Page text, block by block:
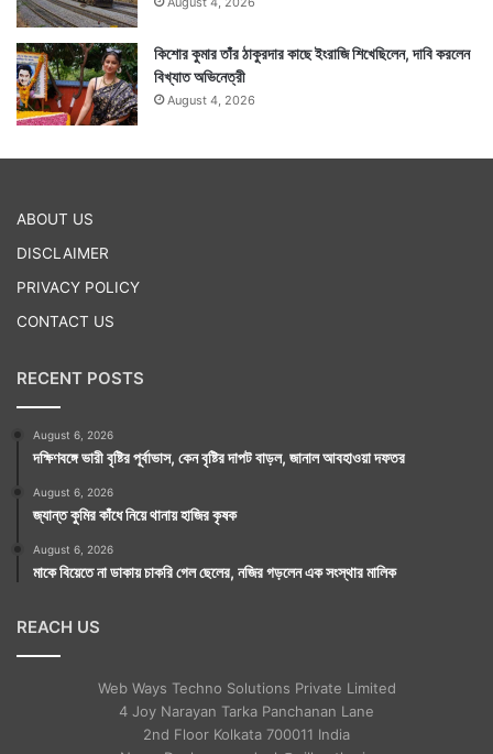
কিশোর কুমার তাঁর ঠাকুরদার কাছে ইংরাজি শিখেছিলেন, দাবি করলেন
বিখ্যাত অভিনেত্রী
August 4, 2026
ABOUT US
DISCLAIMER
PRIVACY POLICY
CONTACT US
RECENT POSTS
August 6, 2026
দক্ষিণবঙ্গে ভারী বৃষ্টির পূর্বাভাস, কেন বৃষ্টির দাপট বাড়ল, জানাল আবহাওয়া দফতর
August 6, 2026
জ্যান্ত কুমির কাঁধে নিয়ে থানায় হাজির কৃষক
August 6, 2026
মাকে বিয়েতে না ডাকায় চাকরি গেল ছেলের, নজির গড়লেন এক সংস্থার মালিক
REACH US
Web Ways Techno Solutions Private Limited
4 Joy Narayan Tarka Panchanan Lane
2nd Floor Kolkata 700011 India